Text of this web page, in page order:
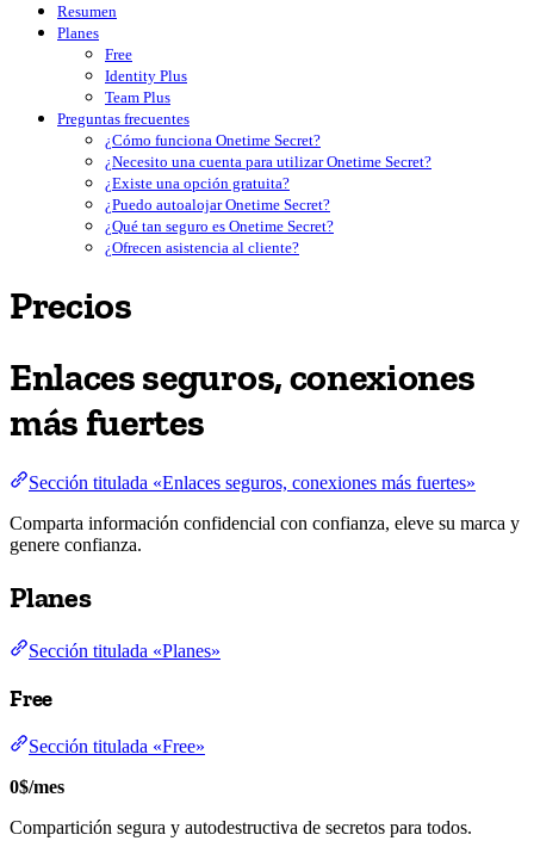
Resumen
Planes
Free
Identity Plus
Team Plus
Preguntas frecuentes
¿Cómo funciona Onetime Secret?
¿Necesito una cuenta para utilizar Onetime Secret?
¿Existe una opción gratuita?
¿Puedo autoalojar Onetime Secret?
¿Qué tan seguro es Onetime Secret?
¿Ofrecen asistencia al cliente?
Precios
Enlaces seguros, conexiones
más fuertes
Sección titulada «Enlaces seguros, conexiones más fuertes»
Comparta información confidencial con confianza, eleve su marca y
genere confianza.
Planes
Sección titulada «Planes»
Free
Sección titulada «Free»
0$/mes
Compartición segura y autodestructiva de secretos para todos.